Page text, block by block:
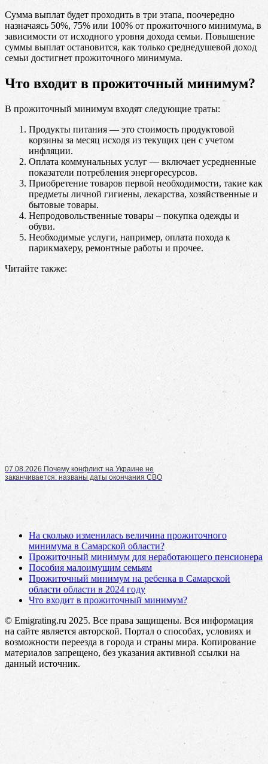
Сумма выплат будет проходить в три этапа, поочередно
назначаясь 50%, 75% или 100% от прожиточного минимума, в
зависимости от исходного уровня дохода семьи. Повышение
суммы выплат остановится, как только среднедушевой доход
семьи достигнет прожиточного минимума.
Что входит в прожиточный минимум?
В прожиточный минимум входят следующие траты:
Продукты питания — это стоимость продуктовой
корзины за месяц исходя из текущих цен с учетом
инфляции.
Оплата коммунальных услуг — включает усредненные
показатели потребления энергоресурсов.
Приобретение товаров первой необходимости, такие как
предметы личной гигиены, лекарства, хозяйственные и
бытовые товары.
Непродовольственные товары – покупка одежды и
обуви.
Необходимые услуги, например, оплата похода к
парикмахеру, ремонтные работы и прочее.
Читайте также:
07.08.2026 Почему конфликт на Украине не
заканчивается: названы даты окончания СВО
На сколько изменилась величина прожиточного
минимума в Самарской области?
Прожиточный минимум для неработающего пенсионера
Пособия малоимущим семьям
Прожиточный минимум на ребенка в Самарской
области области в 2024 году
Что входит в прожиточный минимум?
© Emigrating.ru 2025. Все права защищены. Вся информация
на сайте является авторской. Портал о способах, условиях и
возможности переезда в города и страны мира. Копирование
материалов запрещено, без указания активной ссылки на
данный источник.